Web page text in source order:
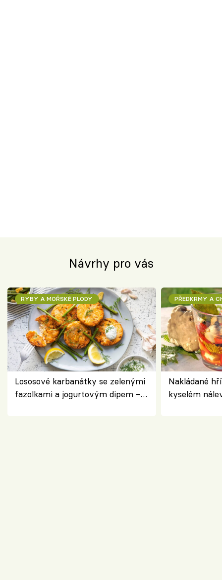
Návrhy pro vás
RYBY A MOŘSKÉ PLODY
Lososové karbanátky se zelenými
fazolkami a jogurtovým dipem –
PŘEDKRMY A
Nakládané
kyselém